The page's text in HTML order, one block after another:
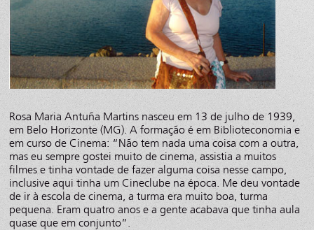
Rosa Maria Antuña Martins nasceu em 13 de julho de 1939,
em Belo Horizonte (MG). A formação é em Biblioteconomia e
em curso de Cinema: “Não tem nada uma coisa com a outra,
mas eu sempre gostei muito de cinema, assistia a muitos
filmes e tinha vontade de fazer alguma coisa nesse campo,
inclusive aqui tinha um Cineclube na época. Me deu vontade
de ir à escola de cinema, a turma era muito boa, turma
pequena. Eram quatro anos e a gente acabava que tinha aula
quase que em conjunto”.